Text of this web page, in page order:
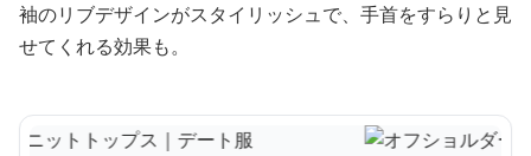
袖のリブデザインがスタイリッシュで、手首をすらりと見
せてくれる効果も。